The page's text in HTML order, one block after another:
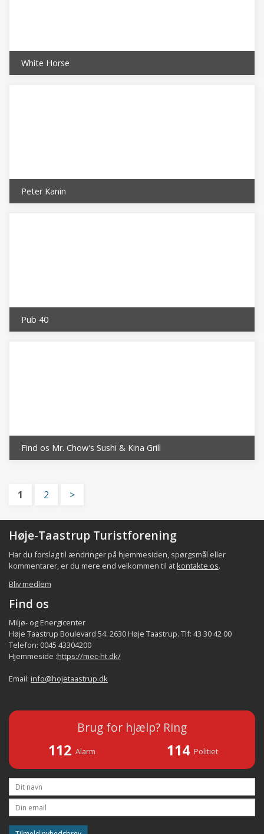
White Horse
Peter Kanin
Pub 40
Find os Mr. Chow's Sushi & Kina Grill
1 2 >
Høje-Taastrup Turistforening
Har du forslag til ændringer på hjemmesiden, spørgsmål eller
kommentarer, er du mere end velkommen til at kontakte os.
Bliv medlem
Find os
Miljø- og Energicenter
Høje Taastrup Boulevard 54. 2630 Høje Taastrup. Tlf: 43 30 42 00
Telefon: 0045 43304200
Hjemmeside :https://mec-ht.dk/
Email: info@hojetaastrup.dk
Brug for hjælp? Ring
112 Alarm 114 Politiet